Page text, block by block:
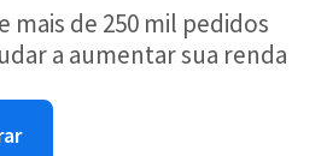
mais de 250 mil pedidos
a aumentar sua renda